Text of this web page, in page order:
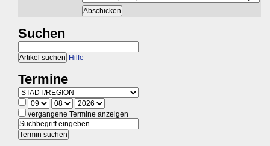
Suchen
Hilfe
Termine
vergangene Termine anzeigen